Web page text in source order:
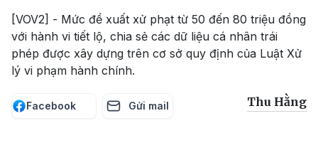
[VOV2] - Mức đề xuất xử phạt từ 50 đến 80 triệu đồng
với hành vi tiết lộ, chia sẻ các dữ liệu cá nhân trái
phép được xây dựng trên cơ sở quy định của Luật Xử
lý vi phạm hành chính.
Facebook Gửi mail Thu Hằng